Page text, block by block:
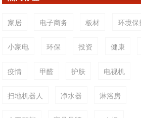
家居 电子商务 板材 环境保
小家电 环保 投资 健康
疫情 甲醛 护肤 电视机
扫地机器人 净水器 淋浴房